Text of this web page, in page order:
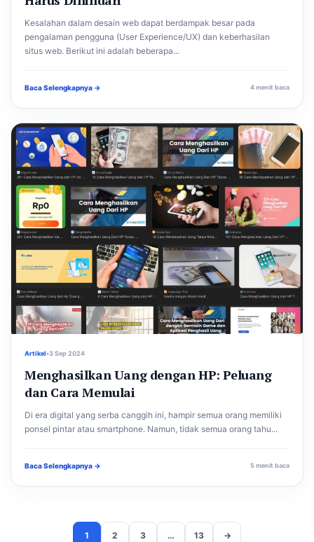
Kesalahan dalam desain web dapat berdampak besar pada
pengalaman pengguna (User Experience/UX) dan keberhasilan
situs web. Berikut ini adalah beberapa...
Baca Selengkapnya → 4 menit baca
Artikel•3 Sep 2024
Menghasilkan Uang dengan HP: Peluang
dan Cara Memulai
Di era digital yang serba canggih ini, hampir semua orang memiliki
ponsel pintar atau smartphone. Namun, tidak semua orang tahu...
Baca Selengkapnya → 5 menit baca
1 2 3 … 13 →